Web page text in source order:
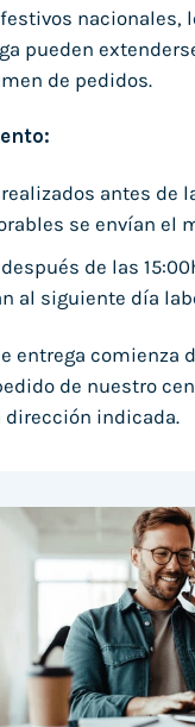
nacionales,
pueden
de pedidos.
antes de
se envían el
de las
al siguiente día
entrega comienza
de nuestro
dirección indicada.